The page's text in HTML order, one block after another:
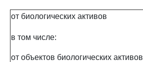
от биологических активов
в том числе:
от объектов биологических активов